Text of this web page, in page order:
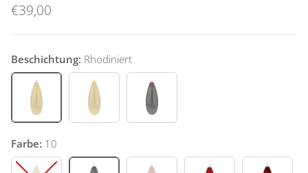
€39,00
Beschichtung: Rhodiniert
Rhodiniert Vergoldet Rosévergoldet
Farbe: 10